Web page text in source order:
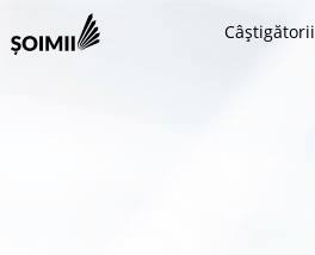
Câștigătorii